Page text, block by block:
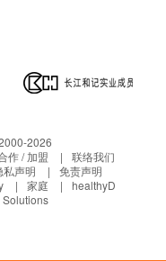
2026
作 / 加盟
联络我们
私声明
免责声明
家庭
healthyD
Solutions